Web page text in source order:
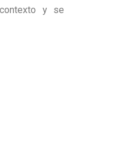
y se